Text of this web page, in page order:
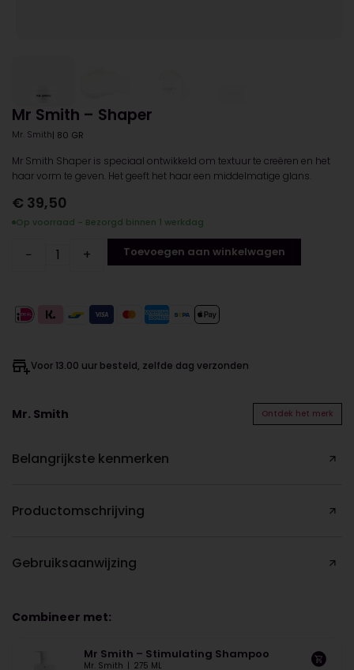
Mr Smith – Shaper
Mr. Smith| 80 GR
Mr Smith Shaper is speciaal ontwikkeld om textuur te creëren en het
haar vorm te geven. Het geeft het haar een middelmatige glans.
€ 39,50
Op voorraad - Bezorgd binnen 1 werkdag
− + Toevoegen aan winkelwagen
Voor 13.00 uur besteld, zelfde dag verzonden
Mr. Smith Ontdek het merk
Belangrijkste kenmerken
Productomschrijving
Gebruiksaanwijzing
Combineer met:
Mr Smith – Stimulating Shampoo
Mr. Smith | 275 ML